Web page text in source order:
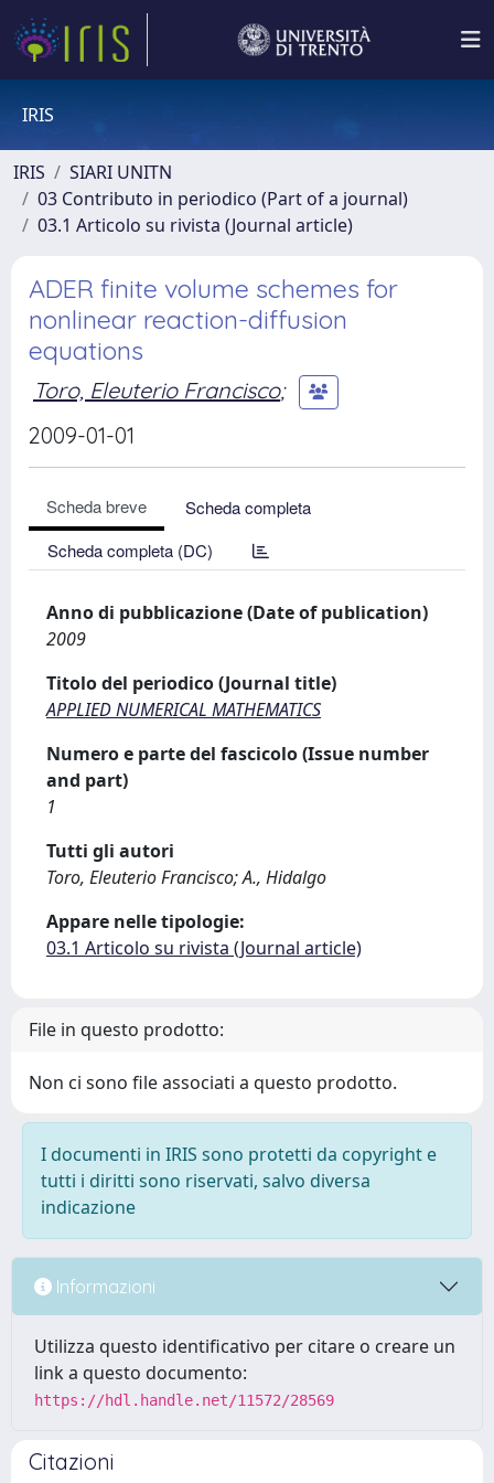
IRIS
IRIS
SIARI UNITN
03 Contributo in periodico (Part of a journal)
03.1 Articolo su rivista (Journal article)
ADER finite volume schemes for
nonlinear reaction-diffusion
equations
Toro, Eleuterio Francisco;
2009-01-01
Scheda breve
Scheda completa
Scheda completa (DC)
Anno di pubblicazione (Date of publication)
2009
Titolo del periodico (Journal title)
APPLIED NUMERICAL MATHEMATICS
Numero e parte del fascicolo (Issue number
and part)
1
Tutti gli autori
Toro, Eleuterio Francisco; A., Hidalgo
Appare nelle tipologie:
03.1 Articolo su rivista (Journal article)
File in questo prodotto:
Non ci sono file associati a questo prodotto.
I documenti in IRIS sono protetti da copyright e
tutti i diritti sono riservati, salvo diversa
indicazione
Informazioni
Utilizza questo identificativo per citare o creare un
link a questo documento:
https://hdl.handle.net/11572/28569
Citazioni